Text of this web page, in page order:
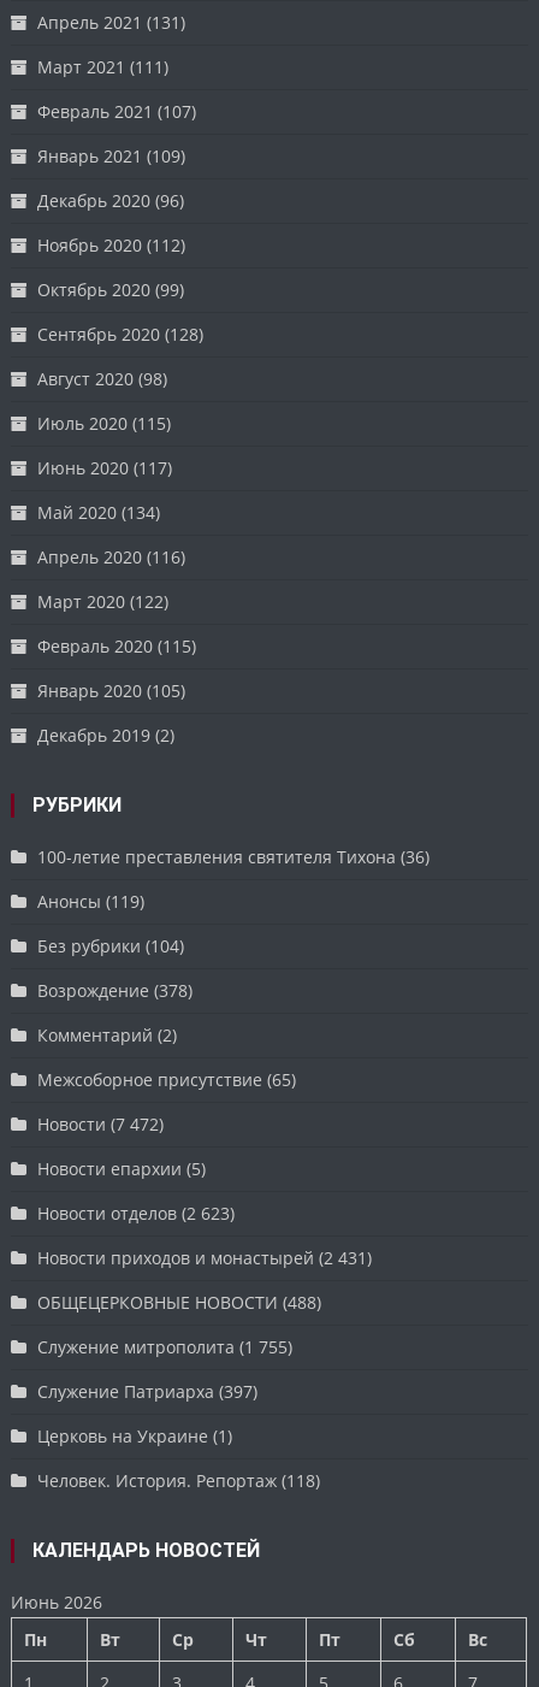
Апрель 2021 (131)
Март 2021 (111)
Февраль 2021 (107)
Январь 2021 (109)
Декабрь 2020 (96)
Ноябрь 2020 (112)
Октябрь 2020 (99)
Сентябрь 2020 (128)
Август 2020 (98)
Июль 2020 (115)
Июнь 2020 (117)
Май 2020 (134)
Апрель 2020 (116)
Март 2020 (122)
Февраль 2020 (115)
Январь 2020 (105)
Декабрь 2019 (2)
РУБРИКИ
100-летие преставления святителя Тихона (36)
Анонсы (119)
Без рубрики (104)
Возрождение (378)
Комментарий (2)
Межсоборное присутствие (65)
Новости (7 472)
Новости епархии (5)
Новости отделов (2 623)
Новости приходов и монастырей (2 431)
ОБЩЕЦЕРКОВНЫЕ НОВОСТИ (488)
Служение митрополита (1 755)
Служение Патриарха (397)
Церковь на Украине (1)
Человек. История. Репортаж (118)
КАЛЕНДАРЬ НОВОСТЕЙ
Июнь 2026
Пн
Вт Ср Чт Пт Сб
Вс